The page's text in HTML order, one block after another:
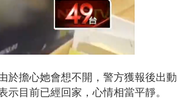
於擔心她會想不開，警方獲報後出動
目前已經回家，心情相當平靜。